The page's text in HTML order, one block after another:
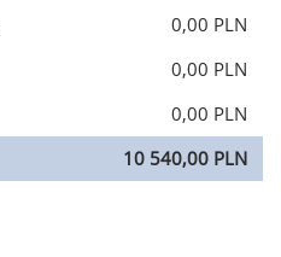
0,00 PLN
0,00 PLN
0,00 PLN
10 540,00 PLN